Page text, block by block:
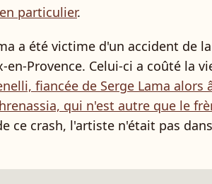
particulier.
a été victime d'un accident de
en-Provence. Celui-ci a coûté la
fiancée de Serge Lama alors
qui n'est autre que le
ce crash, l'artiste n'était pas